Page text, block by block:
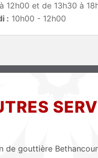
12h00 et de 13h30 à
: 10h00 - 12h00
de gouttière